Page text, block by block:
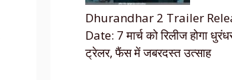
Dhurandhar 2 Trailer
Date: 7 मार्च को रिलीज होगा
ट्रेलर, फैंस में जबरदस्त उत्साह